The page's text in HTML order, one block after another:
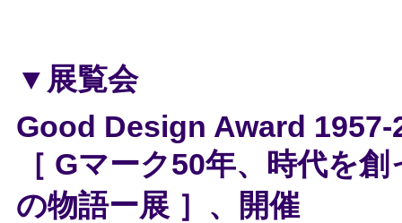
▼展覧会
Good Design Award 1957-
［ Gマーク50年、時代を
の物語ー展 ］、開催